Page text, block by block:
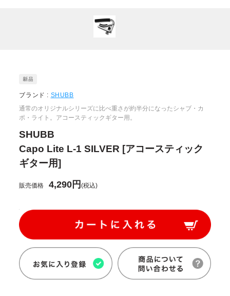
ブランド : SHUBB
通常のオリジナルシリーズに比べ重さが約半分になったシャブ・カ
ポ・ライト。アコースティックギター用。
SHUBB
Capo Lite L-1 SILVER [アコースティック
ギター用]
販売価格 4,290円(税込)